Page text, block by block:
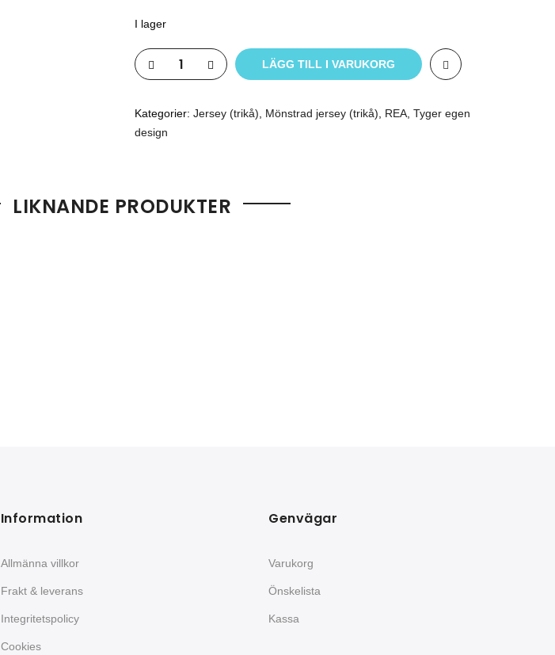
I lager
LÄGG TILL I VARUKORG
Kategorier: Jersey (trikå) Mönstrad jersey (trikå) REA Tyger egen
design
LIKNANDE PRODUKTER
Information
Allmänna villkor
Frakt & leverans
Integritetspolicy
Cookies
Genvägar
Varukorg
Önskelista
Kassa